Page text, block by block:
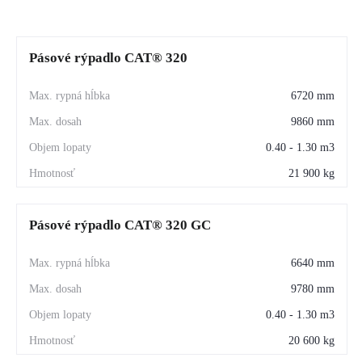
Kľúčové vlastnosti – CAT 335
moment a nízka spotreba paliva pre náročné pracovné
podmienky.
Kompaktný polomer otáčania
— ideálny pre prácu v
mestách, pri cestných stavbách a v obmedzených
Pokročilá hydraulika — rýchle reakcie, vysoká
presnosť a maximálna efektivita pri výkope aj
manipulácii.
Inteligentné technológie CAT®
— asistenti výkopu,
2D/3D systémy, monitorovanie produktivity.
Pásové rýpadlo CAT® 320
6720 mm
9860 mm
0.40 - 1.30 m3
21 900 kg
Pásové rýpadlo CAT® 320 GC
6640 mm
9780 mm
0.40 - 1.30 m3
20 600 kg